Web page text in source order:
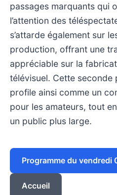
passages marquants qui
l’attention des
s’attarde également sur
production, offrant une
appréciable sur la
télévisuel. Cette seconde
profile ainsi comme un
pour les amateurs, tout
un public plus large.
Programme du vendredi
Accueil